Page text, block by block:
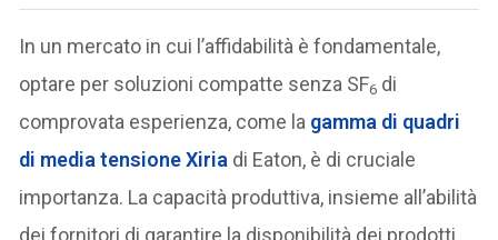
In un mercato in cui l’affidabilità è fondamentale,
optare per soluzioni compatte senza SF6 di
comprovata esperienza, come la gamma di quadri
di media tensione Xiria di Eaton, è di cruciale
importanza. La capacità produttiva, insieme all’abilità
dei fornitori di garantire la disponibilità dei prodotti